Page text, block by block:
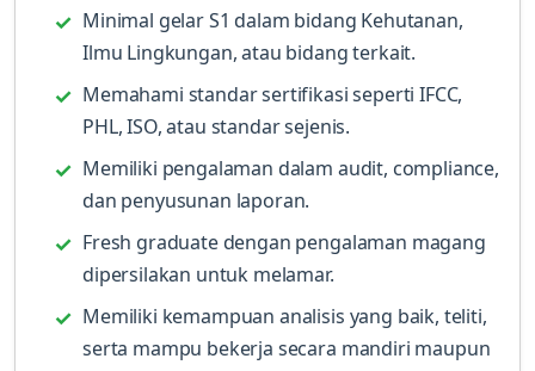
Minimal gelar S1 dalam bidang Kehutanan,
Ilmu Lingkungan, atau bidang terkait.
Memahami standar sertifikasi seperti IFCC,
PHL, ISO, atau standar sejenis.
Memiliki pengalaman dalam audit, compliance,
dan penyusunan laporan.
Fresh graduate dengan pengalaman magang
dipersilakan untuk melamar.
Memiliki kemampuan analisis yang baik, teliti,
serta mampu bekerja secara mandiri maupun